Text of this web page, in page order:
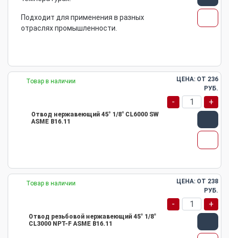
Подходит для применения в разных
отраслях промышленности.
Товар в наличии
Отвод нержавеющий 45° 1/8" CL6000 SW
ASME B16.11
ЦЕНА: ОТ 236
РУБ.
- +
Товар в наличии
Отвод резьбовой нержавеющий 45° 1/8"
CL3000 NPT-F ASME B16.11
ЦЕНА: ОТ 238
РУБ.
- +